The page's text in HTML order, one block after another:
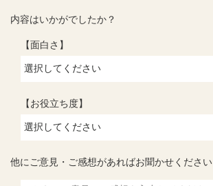
内容はいかがでしたか？
【面白さ】
【お役立ち度】
他にご意見・ご感想があればお聞かせください